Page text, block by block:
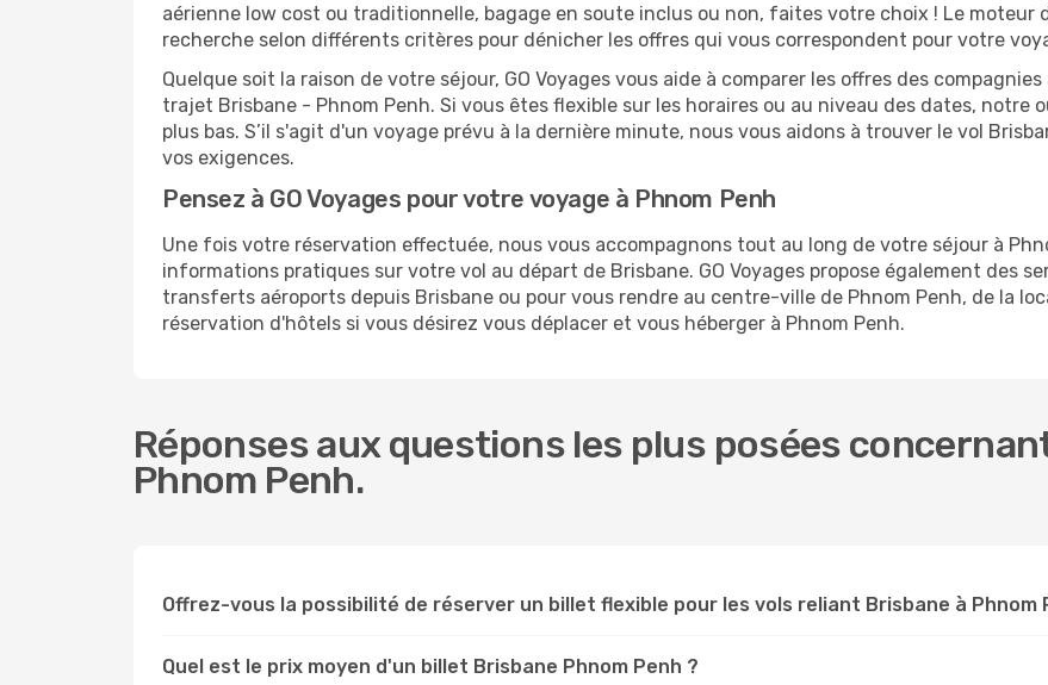
aérienne low cost ou traditionnelle, bagage en soute inclus ou non, faites votre choix ! Le moteur
recherche selon différents critères pour dénicher les offres qui vous correspondent pour votre
Quelque soit la raison de votre séjour, GO Voyages vous aide à comparer les offres des
trajet Brisbane - Phnom Penh. Si vous êtes flexible sur les horaires ou au niveau des dates, notre
plus bas. S’il s'agit d'un voyage prévu à la dernière minute, nous vous aidons à trouver le vol
vos exigences.
Pensez à GO Voyages pour votre voyage à Phnom Penh
Une fois votre réservation effectuée, nous vous accompagnons tout au long de votre séjour à
informations pratiques sur votre vol au départ de Brisbane. GO Voyages propose également des
transferts aéroports depuis Brisbane ou pour vous rendre au centre-ville de Phnom Penh, de la
réservation d'hôtels si vous désirez vous déplacer et vous héberger à Phnom Penh.
Réponses aux questions les plus posées
Phnom Penh.
Offrez-vous la possibilité de réserver un billet flexible pour les vols reliant Brisbane à Phnom
Quel est le prix moyen d'un billet Brisbane Phnom Penh ?